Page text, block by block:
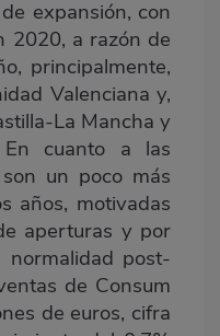
expansión, con
2020, a razón de
principalmente,
Valenciana y,
La Mancha y
cuanto a las
un poco más
años, motivadas
aperturas y por
normalidad post-
de Consum
de euros, cifra